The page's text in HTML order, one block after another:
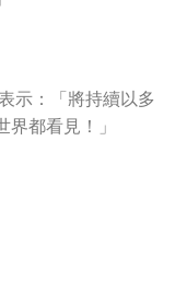
示：「將持續以多
都看見！」